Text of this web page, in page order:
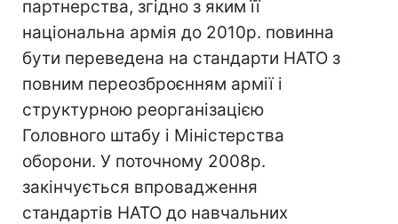
партнерства, згідно з яким її
національна армія до 2010р. повинна
бути переведена на стандарти НАТО з
повним переозброєнням армії і
структурною реорганізацією
Головного штабу і Міністерства
оборони. У поточному 2008р.
закінчується впровадження
стандартів НАТО до навчальних